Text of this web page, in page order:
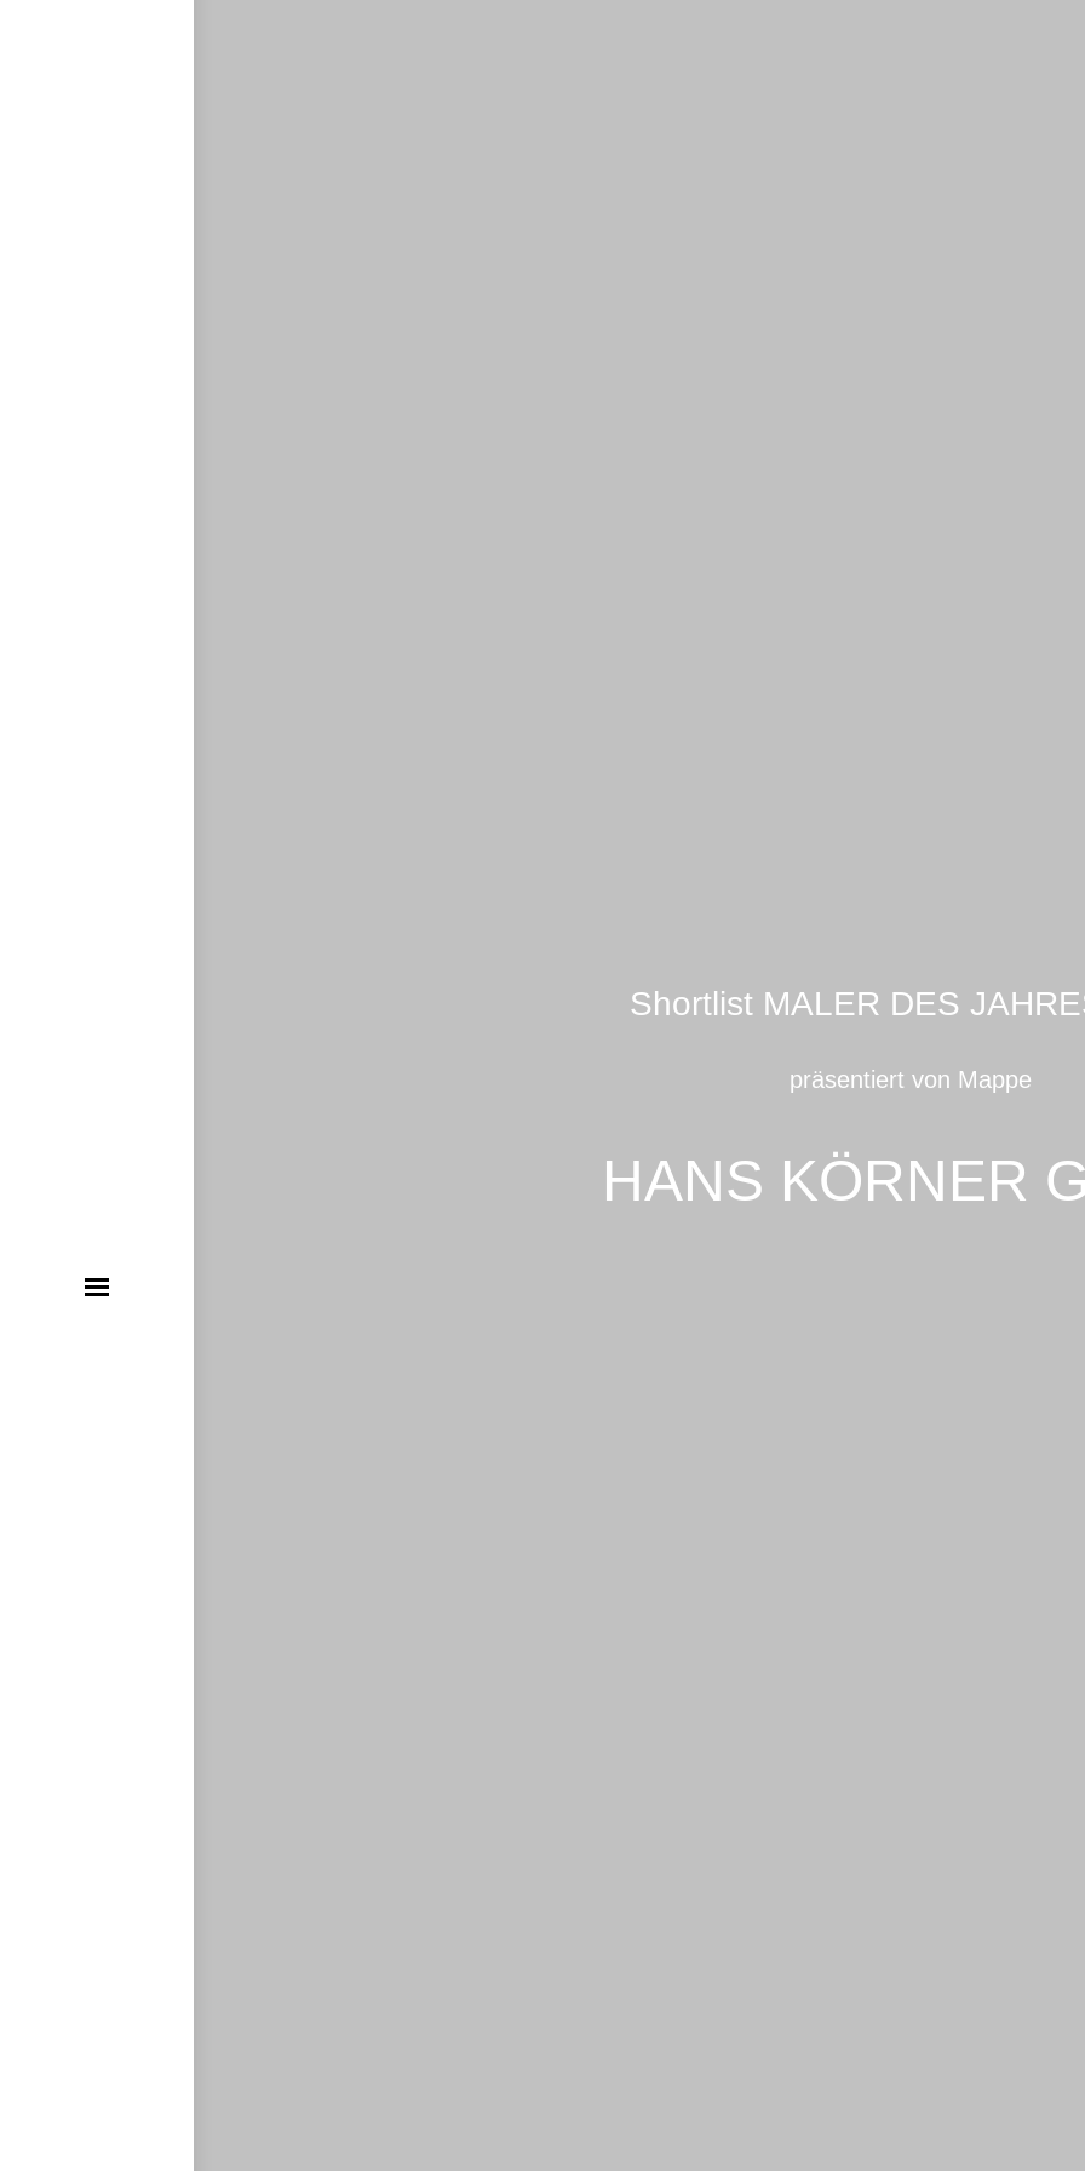
Shortlist MALER DES
präsentiert von Mappe
HANS KÖRNER